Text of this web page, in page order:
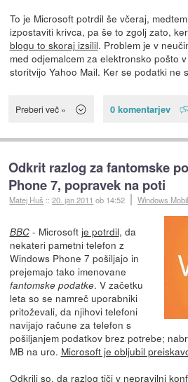
To je Microsoft potrdil še včeraj,
izpostaviti krivca, pa še to zgolj zato,
blogu to skoraj izsilil. Problem je v
med odjemalcem za elektronsko pošto
storitvijo Yahoo Mail. Ker se podatki ne
Preberi več » 0 komentarjev
Odkrit razlog za fantomske
Phone 7, popravek na poti
Matej Huš ::20. jan 2011 ob 14:52 Windows
BBC- Microsoft je potrdil, da
nekateri pametni telefon z
Windows Phone 7 pošiljajo in
prejemajo tako imenovane
fantomske podatke. V začetku
leta so se namreč uporabniki
pritoževali, da njihovi telefoni
navijajo račune za telefon s
pošiljanjem podatkov brez potrebe;
MB na uro. Microsoft je obljubil
Odkrili so, da razlog tiči v nepravilni